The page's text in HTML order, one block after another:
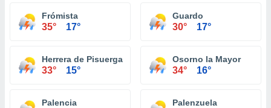
Frómista
35° 17°
Guardo
30° 17°
Herrera de Pisuerga
33° 15°
Osorno la Mayor
34° 16°
Palencia Palenzuela